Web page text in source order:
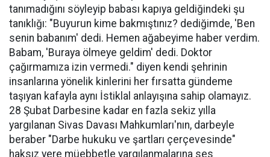
tanımadığını söyleyip babası kapıya geldiğindeki şu
tanıklığı: "Buyurun kime bakmıştınız? dediğimde, 'Ben
senin babanım' dedi. Hemen ağabeyime haber verdim.
Babam, 'Buraya ölmeye geldim' dedi. Doktor
çağırmamıza izin vermedi." diyen kendi şehrinin
insanlarına yönelik kinlerini her fırsatta gündeme
taşıyan kafayla aynı İstiklal anlayışına sahip olamayız.
28 Şubat Darbesine kadar en fazla sekiz yılla
yargılanan Sivas Davası Mahkumları'nın, darbeyle
beraber "Darbe hukuku ve şartları çerçevesinde"
haksız yere müebbetle yargılanmalarına ses